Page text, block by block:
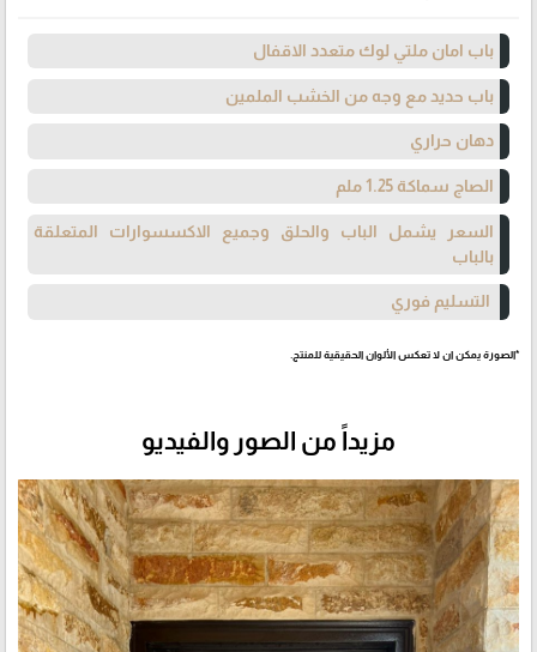
باب امان ملتي لوك متعدد الاقفال
باب حديد مع وجه من الخشب الملمين
دهان حراري
الصاج سماكة 1.25 ملم
السعر يشمل الباب والحلق وجميع الاكسسوارات المتعلقة
بالباب
التسليم فوري
*الصورة يمكن ان لا تعكس الألوان الحقيقية للمنتج.
مزيداً من الصور والفيديو